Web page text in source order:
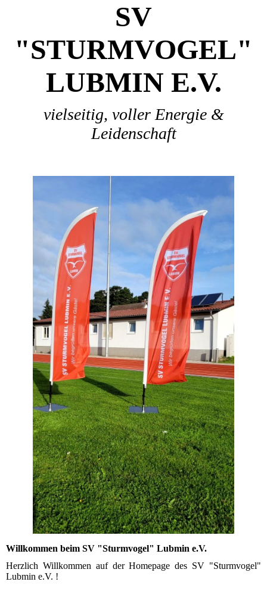
SV
"STURMVOGEL"
LUBMIN E.V.
vielseitig, voller Energie &
Leidenschaft
Willkommen beim SV "Sturmvogel" Lubmin e.V.
Herzlich Willkommen auf der Homepage des SV "Sturmvogel"
Lubmin e.V. !